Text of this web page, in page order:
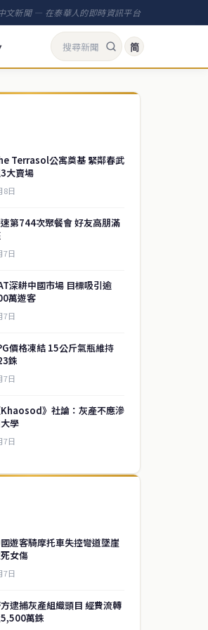
文新聞 — 在泰華人的即時資訊平台
简
Terrasol公寓奠基 緊鄰春武
大賣場
8日
第744次聚餐會 好友高朋滿
7日
深耕中國市場 目標吸引逾
萬遊客
7日
價格凍結 15公斤氣瓶維持
銖
7日
Khaosod》社論：灰產不應滲
學
7日
遊客騎摩托車失控彎道墜崖
女傷
7日
逮捕灰產組織頭目 經費流轉
萬銖